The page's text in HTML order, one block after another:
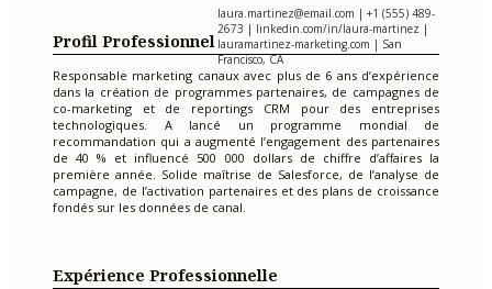
laura.martinez@email.com | +1 (555) 489-
2673 | linkedin.com/in/laura-martinez |
lauramartinez-marketing.com | San
Francisco, CA
Profil Professionnel
Responsable marketing canaux avec plus de 6 ans d’expérience
dans la création de programmes partenaires, de campagnes de
co-marketing et de reportings CRM pour des entreprises
technologiques. A lancé un programme mondial de
recommandation qui a augmenté l’engagement des partenaires
de 40 % et influencé 500 000 dollars de chiffre d’affaires la
première année. Solide maîtrise de Salesforce, de l’analyse de
campagne, de l’activation partenaires et des plans de croissance
fondés sur les données de canal.
Expérience Professionnelle